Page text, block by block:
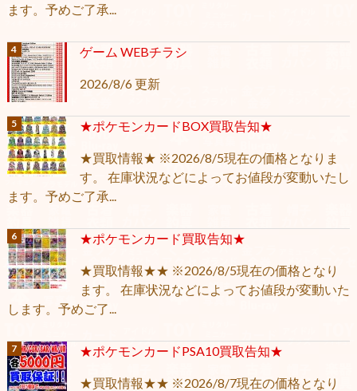
ます。予めご了承...
ゲーム WEBチラシ
2026/8/6 更新
★ポケモンカードBOX買取告知★
★買取情報★ ※2026/8/5現在の価格となりま
す。 在庫状況などによってお値段が変動いたし
ます。予めご了承...
★ポケモンカード買取告知★
★買取情報★★ ※2026/8/5現在の価格となり
ます。 在庫状況などによってお値段が変動いた
します。予めご了...
★ポケモンカードPSA10買取告知★
★買取情報★★ ※2026/8/7現在の価格となり